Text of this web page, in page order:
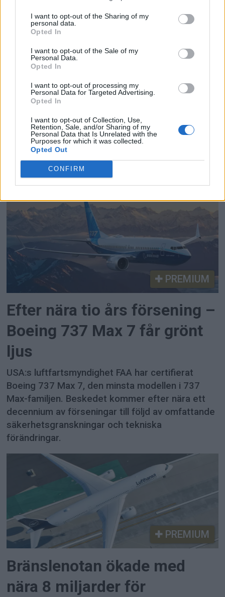
I want to opt-out of the Sharing of my
personal data.
Opted In
I want to opt-out of the Sale of my
Personal Data.
Opted In
I want to opt-out of processing my
Personal Data for Targeted Advertising.
Opted In
I want to opt-out of Collection, Use,
Retention, Sale, and/or Sharing of my
Personal Data that Is Unrelated with the
Purposes for which it was collected.
Opted Out
CONFIRM
Rekordsommar i
Skuleskogen – parkeringen
full tre veckor i rad
Intresset för Skuleskogens nationalpark i
världsarvet Höga Kusten fortsätter att öka. Vid
den populära södra entrén har parkeringen varit
full i tre veckor i sträck, och allt fler
internationella besökare söker sig till den
natursköna destinationen.
PREMIUM
Efter nära tio års försening –
Boeing 737 Max 7 får grönt
ljus
USA:s luftfartsmyndighet FAA har certifierat
Boeing 737 Max 7, den minsta modellen i 737
Max-familjen. Beskedet kommer efter nära ett
decennium av förseningar till följd av omfattande
säkerhetsgranskningar och tekniska
förändringar.
PREMIUM
Bränslenotan ökade med
nära 8 miljarder för